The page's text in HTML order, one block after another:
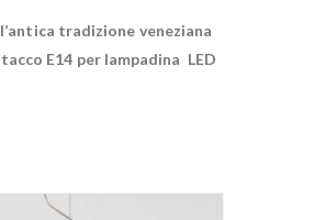
tradizione veneziana
E14 per lampadina LED